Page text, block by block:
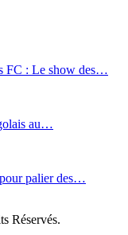
FC : Le show des…
au…
palier des…
Réservés.